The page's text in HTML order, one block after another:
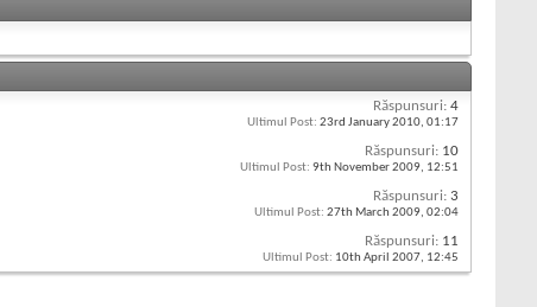
Răspunsuri: 4
Ultimul Post: 23rd January 2010, 01:17
Răspunsuri: 10
Ultimul Post: 9th November 2009, 12:51
Răspunsuri: 3
Ultimul Post: 27th March 2009, 02:04
Răspunsuri: 11
Ultimul Post: 10th April 2007, 12:45